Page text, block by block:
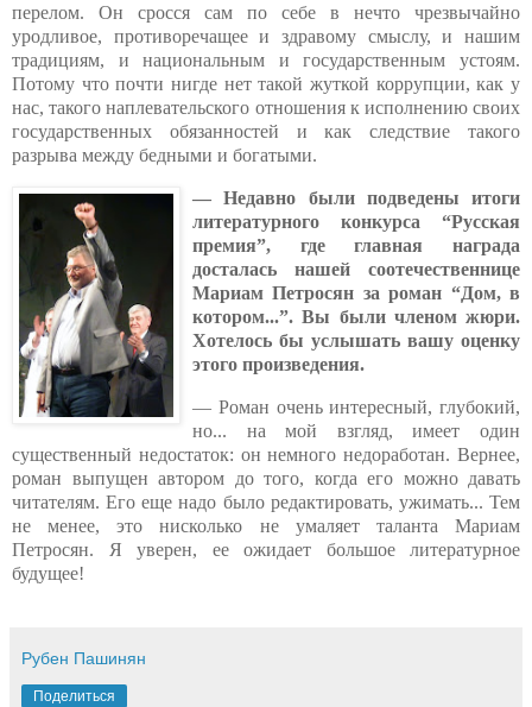
перелом. Он сросся сам по себе в нечто чрезвычайно
уродливое, противоречащее и здравому смыслу, и нашим
традициям, и национальным и государственным устоям.
Потому что почти нигде нет такой жуткой коррупции, как у
нас, такого наплевательского отношения к исполнению своих
государственных обязанностей и как следствие такого
разрыва между бедными и богатыми.
— Недавно были подведены итоги
литературного конкурса “Русская
премия”, где главная награда
досталась нашей соотечественнице
Мариам Петросян за роман “Дом, в
котором...”. Вы были членом жюри.
Хотелось бы услышать вашу оценку
этого произведения.
— Роман очень интересный, глубокий,
но... на мой взгляд, имеет один
существенный недостаток: он немного недоработан. Вернее,
роман выпущен автором до того, когда его можно давать
читателям. Его еще надо было редактировать, ужимать... Тем
не менее, это нисколько не умаляет таланта Мариам
Петросян. Я уверен, ее ожидает большое литературное
будущее!
Рубен Пашинян
Поделиться